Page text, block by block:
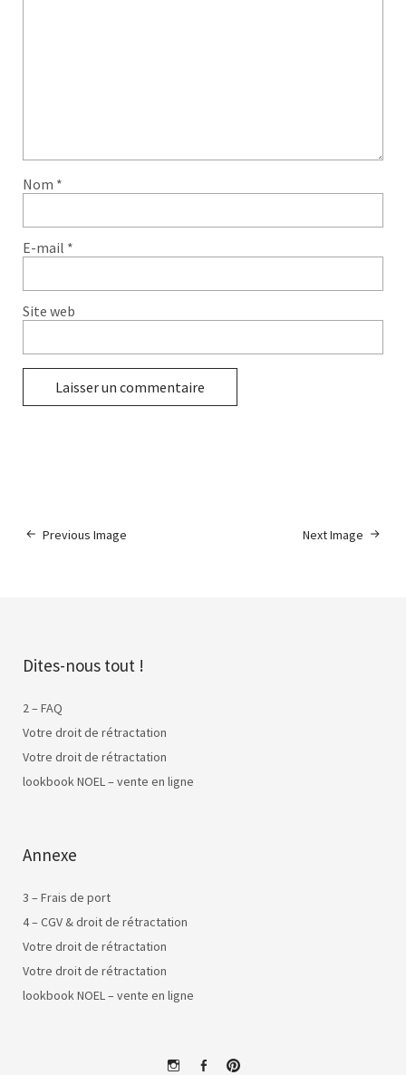
Nom *
E-mail *
Site web
Next Image
Previous Image
Dites-nous tout !
2 – FAQ
Votre droit de rétractation
Votre droit de rétractation
lookbook NOEL – vente en ligne
Annexe
3 – Frais de port
4 – CGV & droit de rétractation
Votre droit de rétractation
Votre droit de rétractation
lookbook NOEL – vente en ligne